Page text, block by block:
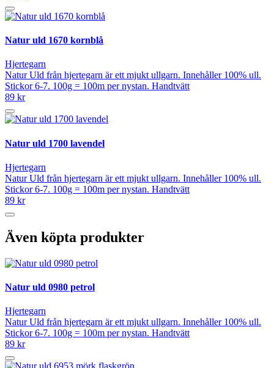
Natur uld 1670 kornblå
Hjertegarn
Natur Uld från hjertegarn är ett mjukt ullgarn. Innehåller 100% ull.
Stickor 6-7. 100g = 100m per nystan. Handtvätt
89 kr
Natur uld 1700 lavendel
Hjertegarn
Natur Uld från hjertegarn är ett mjukt ullgarn. Innehåller 100% ull.
Stickor 6-7. 100g = 100m per nystan. Handtvätt
89 kr
Även köpta produkter
Natur uld 0980 petrol
Hjertegarn
Natur Uld från hjertegarn är ett mjukt ullgarn. Innehåller 100% ull.
Stickor 6-7. 100g = 100m per nystan. Handtvätt
89 kr